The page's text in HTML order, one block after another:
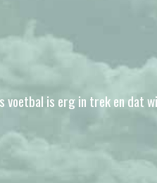
voetbal is erg in trek en